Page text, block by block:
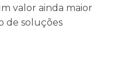
valor ainda maior
de soluções